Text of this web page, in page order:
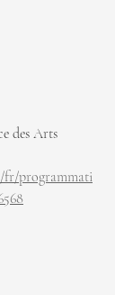
des Arts
fr/programmati